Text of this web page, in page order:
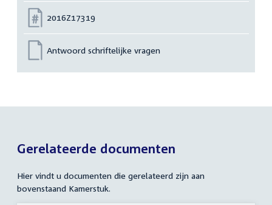
Nummer:
2016Z17319
Antwoord schriftelijke vragen
Gerelateerde documenten
Hier vindt u documenten die gerelateerd zijn aan
bovenstaand Kamerstuk.